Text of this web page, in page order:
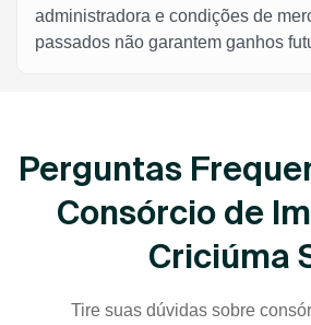
administradora e condições de
passados não garantem ganhos
Perguntas
Consórcio de
Criciúma
Tire suas dúvidas sobre